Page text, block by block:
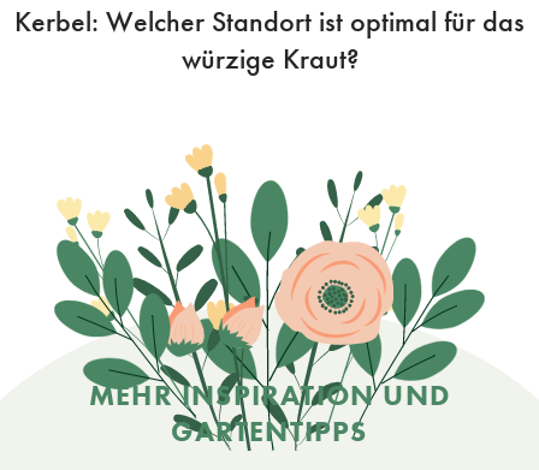
Kerbel: Welcher Standort ist optimal für das
würzige Kraut?
MEHR INSPIRATION UND
GARTENTIPPS